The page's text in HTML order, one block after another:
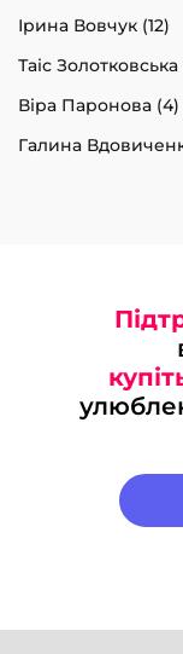
Ірина Вовчук (12)
Таіс Золотковська
Віра Паронова (4)
Галина